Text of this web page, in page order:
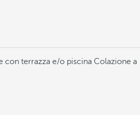
con terrazza e/o piscina Colazione a